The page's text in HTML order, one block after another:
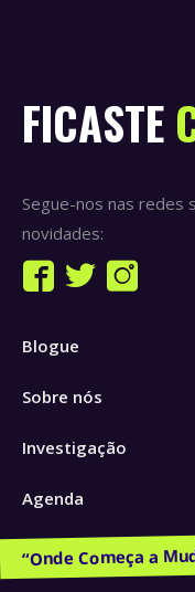
FICASTE
Segue-nos nas redes
novidades:
Find us on:
Facebook
opens
new
Twitter
new
Instagram
Blogue
Sobre nós
Investigação
Agenda
Publicações e